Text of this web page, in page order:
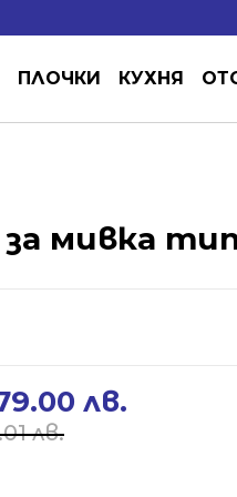
ПЛОЧКИ КУХНЯ
мивка
лв.
лв.